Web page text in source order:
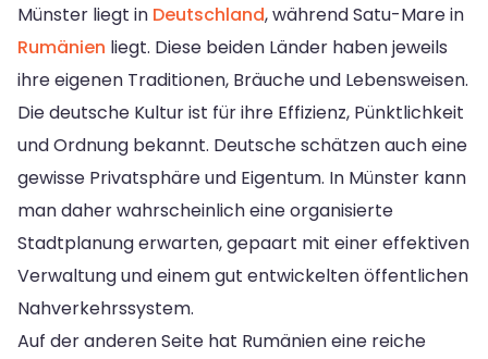
Münster liegt in Deutschland, während Satu-Mare in
Rumänien liegt. Diese beiden Länder haben jeweils
ihre eigenen Traditionen, Bräuche und Lebensweisen.
Die deutsche Kultur ist für ihre Effizienz, Pünktlichkeit
und Ordnung bekannt. Deutsche schätzen auch eine
gewisse Privatsphäre und Eigentum. In Münster kann
man daher wahrscheinlich eine organisierte
Stadtplanung erwarten, gepaart mit einer effektiven
Verwaltung und einem gut entwickelten öffentlichen
Nahverkehrssystem.
Auf der anderen Seite hat Rumänien eine reiche